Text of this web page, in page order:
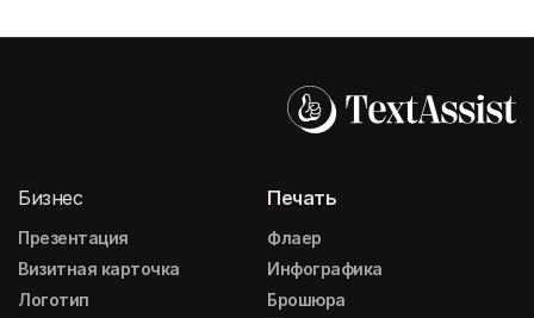
Бизнес
Презентация
Визитная карточка
Логотип
Печать
Флаер
Инфографика
Брошюра